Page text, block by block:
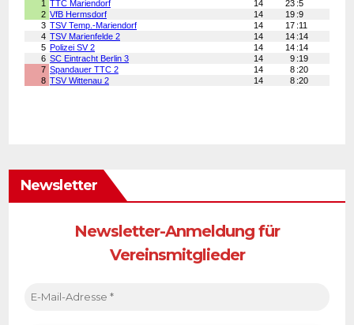
Newsletter
Newsletter-Anmeldung für
Vereinsmitglieder